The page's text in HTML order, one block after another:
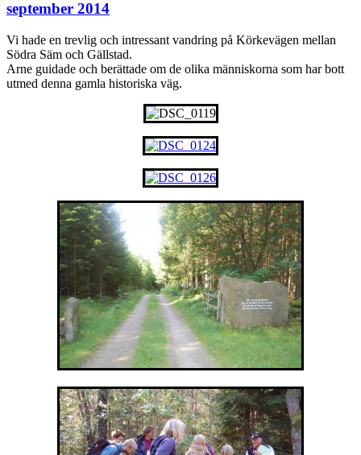
september 2014
Vi hade en trevlig och intressant vandring på Körkevägen mellan
Södra Säm och Gällstad.
Arne guidade och berättade om de olika människorna som har bott
utmed denna gamla historiska väg.